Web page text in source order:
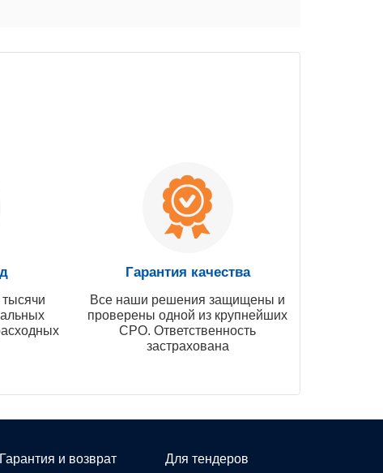
Гарантия качества
Все наши решения защищены и
проверены одной из крупнейших
СРО. Ответственность
застрахована
Гарантия и возврат Для тендеров